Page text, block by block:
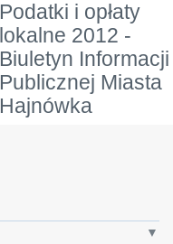
Podatki i opłaty
lokalne 2012 -
Biuletyn Informacji
Publicznej Miasta
Hajnówka